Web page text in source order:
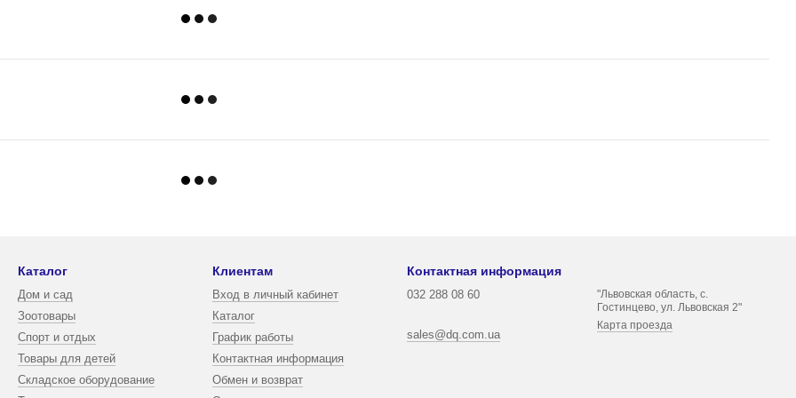
Каталог
Дом и сад
Зоотовары
Спорт и отдых
Товары для детей
Складское оборудование
Клиентам
Вход в личный кабинет
Каталог
График работы
Контактная информация
Обмен и возврат
Контактная информация
032 288 08 60
sales@dq.com.ua
"Львовская область, с.
Гостинцево, ул. Львовская 2"
Карта проезда